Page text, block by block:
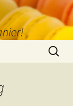
Zoeken
naar: